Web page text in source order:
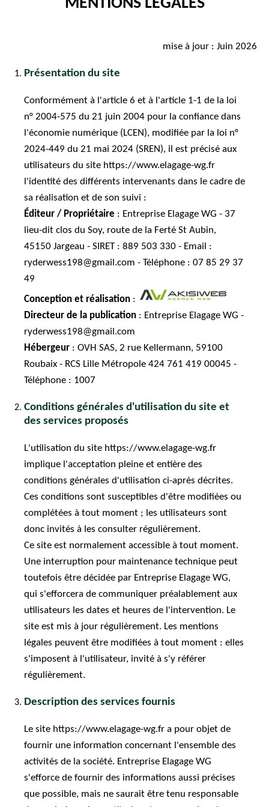
MENTIONS LÉGALES
mise à jour : Juin 2026
Présentation du site
Conformément à l'article 6 et à l'article 1-1 de la loi
n° 2004-575 du 21 juin 2004 pour la confiance dans
l'économie numérique (LCEN), modifiée par la loi n°
2024-449 du 21 mai 2024 (SREN), il est précisé aux
utilisateurs du site https://www.elagage-wg.fr
l'identité des différents intervenants dans le cadre de
sa réalisation et de son suivi :
Éditeur / Propriétaire : Entreprise Elagage WG - 37
lieu-dit clos du Soy, route de la Ferté St Aubin,
45150 Jargeau - SIRET : 889 503 330 - Email :
ryderwess198@gmail.com - Téléphone : 07 85 29 37
49
Conception et réalisation :
Directeur de la publication : Entreprise Elagage WG -
ryderwess198@gmail.com
Hébergeur : OVH SAS, 2 rue Kellermann, 59100
Roubaix - RCS Lille Métropole 424 761 419 00045 -
Téléphone : 1007
Conditions générales d'utilisation du site et
des services proposés
L'utilisation du site https://www.elagage-wg.fr
implique l'acceptation pleine et entière des
conditions générales d'utilisation ci-après décrites.
Ces conditions sont susceptibles d'être modifiées ou
complétées à tout moment ; les utilisateurs sont
donc invités à les consulter régulièrement.
Ce site est normalement accessible à tout moment.
Une interruption pour maintenance technique peut
toutefois être décidée par Entreprise Elagage WG,
qui s'efforcera de communiquer préalablement aux
utilisateurs les dates et heures de l'intervention. Le
site est mis à jour régulièrement. Les mentions
légales peuvent être modifiées à tout moment : elles
s'imposent à l'utilisateur, invité à s'y référer
régulièrement.
Description des services fournis
Le site https://www.elagage-wg.fr a pour objet de
fournir une information concernant l'ensemble des
activités de la société. Entreprise Elagage WG
s'efforce de fournir des informations aussi précises
que possible, mais ne saurait être tenu responsable